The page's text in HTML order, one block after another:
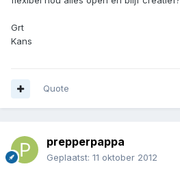
Grt
Kans
Quote
prepperpappa
Geplaatst: 11 oktober 2012